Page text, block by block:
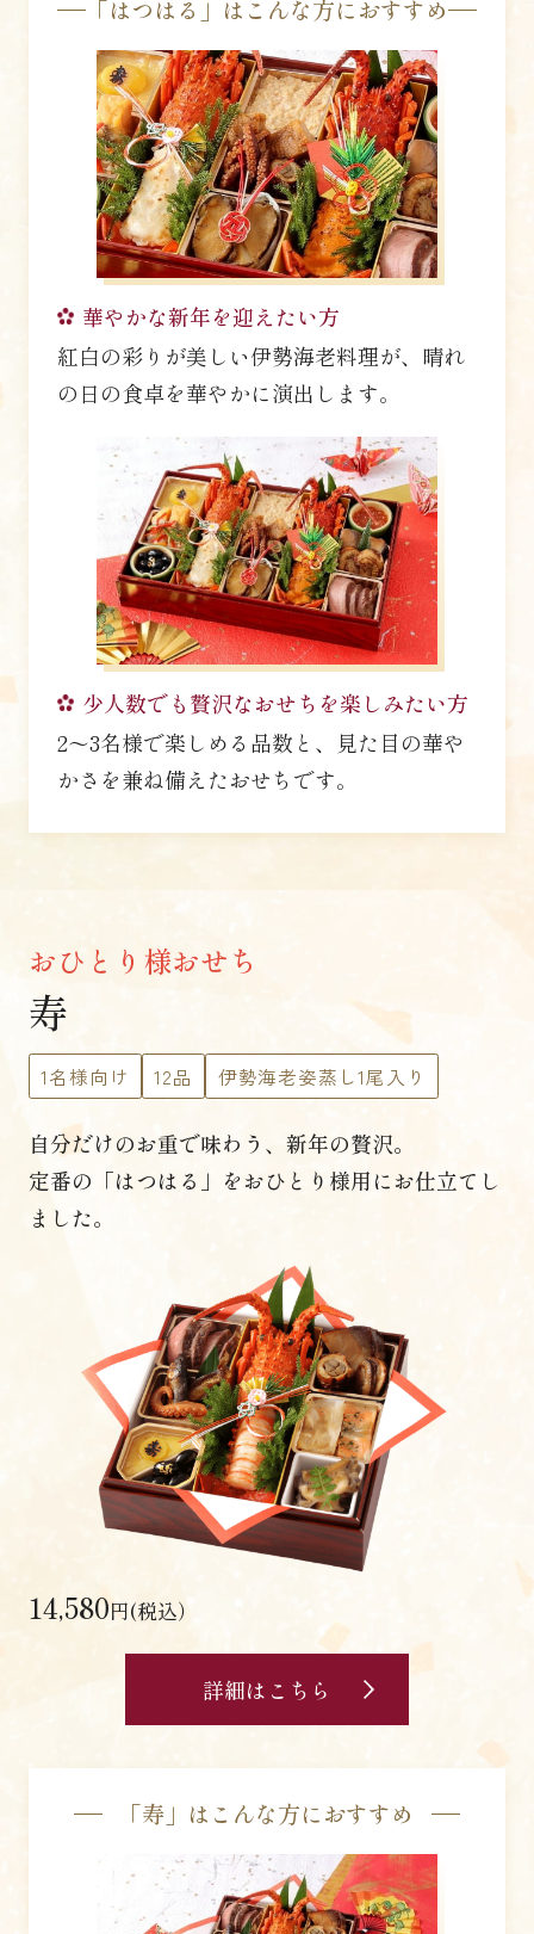
「はつはる」はこんな方におすすめ
華やかな新年を迎えたい方
紅白の彩りが美しい伊勢海老料理が、晴れ
の日の食卓を華やかに演出します。
少人数でも贅沢なおせちを楽しみたい方
2〜3名様で楽しめる品数と、見た目の華や
かさを兼ね備えたおせちです。
おひとり様おせち
寿
1名様向け 12品 伊勢海老姿蒸し1尾入り
自分だけのお重で味わう、新年の贅沢。
定番の「はつはる」をおひとり様用にお仕立てし
ました。
14,580円(税込）
詳細はこちら
「寿」はこんな方におすすめ